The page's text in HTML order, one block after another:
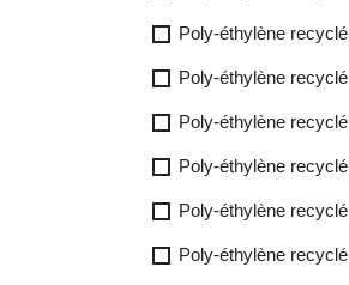
Poly-éthylène recyclé
Poly-éthylène recyclé
Poly-éthylène recyclé
Poly-éthylène recyclé
Poly-éthylène recyclé
Poly-éthylène recyclé